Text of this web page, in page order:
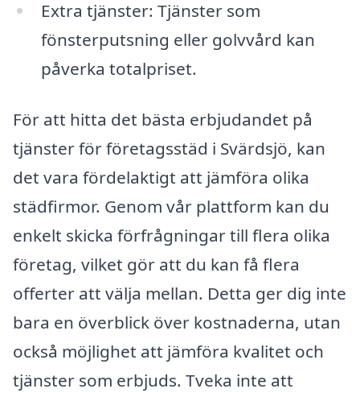
Extra tjänster: Tjänster som
fönsterputsning eller golvvård kan
påverka totalpriset.
För att hitta det bästa erbjudandet på
tjänster för företagsstäd i Svärdsjö, kan
det vara fördelaktigt att jämföra olika
städfirmor. Genom vår plattform kan du
enkelt skicka förfrågningar till flera olika
företag, vilket gör att du kan få flera
offerter att välja mellan. Detta ger dig inte
bara en överblick över kostnaderna, utan
också möjlighet att jämföra kvalitet och
tjänster som erbjuds. Tveka inte att